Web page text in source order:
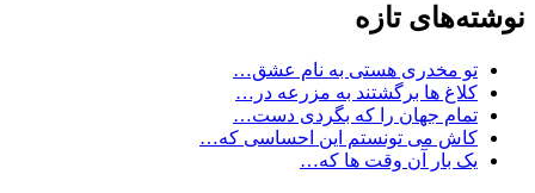
نوشته‌های تازه
تو مخدری هستی به نام عشق…
کلاغ ها برگشتند به مزرعه در…
تمام جهان را که بگردی دست…
کاش می تونستم این احساسی که…
یک بار آن وقت ها که…